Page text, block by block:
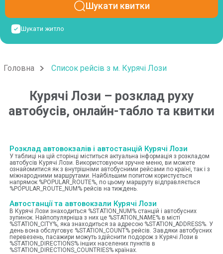
Шукати квитки
Шукати житло
Головна Список рейсів з м. Курячі Лози
Курячі Лози – розклад руху
автобусів, онлайн-табло та квитки
Розклад автовокзалів і автостанцій Курячі Лози
У таблиці на цій сторінці міститься актуальна інформація з розкладом
автобусів Курячі Лози. Використовуючи зручне меню, ви можете
ознайомитися як з внутрішніми автобусними рейсами по країні, так і з
міжнародними маршрутами. Найбільшим попитом користується
напрямок %POPULAR_ROUTE%, по цьому маршруту відправляється
%POPULAR_ROUTE_NUM% рейсів на тиждень.
Автостанції та автовокзали Курячі Лози
В Курячі Лози знаходиться %STATION_NUM% станцій і автобусних
зупинок. Найпопулярніша з них це %STATION_NAME% в місті
%STATION_CITY%, яка знаходиться за адресою %STATION_ADDRESS%. У
день вона обслуговує %STATION_COUNT% рейсів. Завдяки автобусних
перевезень, пасажири можуть здійснити подорож з Курячі Лози в
%STATION_DIRECTIONS% інших населених пунктів в
%STATION_DIRECTIONS_COUNTRIES% країнах.